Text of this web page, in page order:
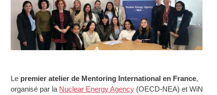
Le premier atelier de Mentoring International en France,
organisé par la Nuclear Energy Agency (OECD-NEA) et WiN